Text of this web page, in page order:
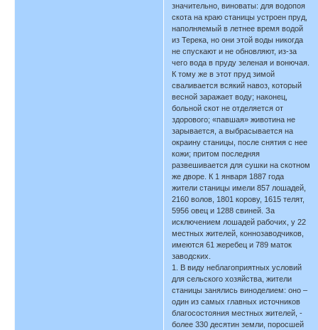
значительно, виноваты: для водопоя
скота на краю станицы устроен пруд,
наполняемый в летнее время водой
из Терека, но они этой воды никогда
не спускают и не обновляют, из-за
чего вода в пруду зеленая и вонючая.
К тому же в этот пруд зимой
сваливается всякий навоз, который
весной заражает воду; наконец,
больной скот не отделяется от
здорового; «павшая» животина не
зарывается, а выбрасывается на
окраину станицы, после снятия с нее
кожи; притом последняя
развешивается для сушки на скотном
же дворе. К 1 января 1887 года
жители станицы имели 857 лошадей,
2160 волов, 1801 корову, 1615 телят,
5956 овец и 1288 свиней. За
исключением лошадей рабочих, у 22
местных жителей, коннозаводчиков,
имеются 61 жеребец и 789 маток
заводских.
1. В виду неблагоприятных условий
для сельского хозяйства, жители
станицы занялись виноделием: оно –
один из самых главных источников
благосостояния местных жителей, -
более 330 десятин земли, поросшей